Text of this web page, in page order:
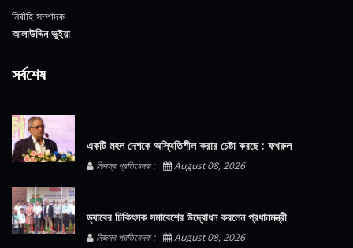
নির্বাহি সম্পাদক
আলাউদ্দিন ভুইয়া
সর্বশেষ
একটি মহল দেশকে অস্থিতিশীল করার চেষ্টা করছে : ফখরুল
নিজস্ব প্রতিবেদক : August 08, 2026
ড্যাবের চিকিৎসক সমাবেশের উদ্বোধন করলেন প্রধানমন্ত্রী
নিজস্ব প্রতিবেদক : August 08, 2026